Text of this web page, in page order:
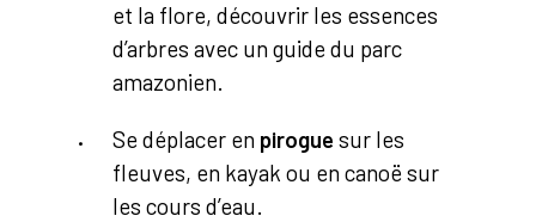
et la flore, découvrir les essences
d’arbres avec un guide du parc
amazonien.
Se déplacer en pirogue sur les
fleuves, en kayak ou en canoë sur
les cours d’eau.